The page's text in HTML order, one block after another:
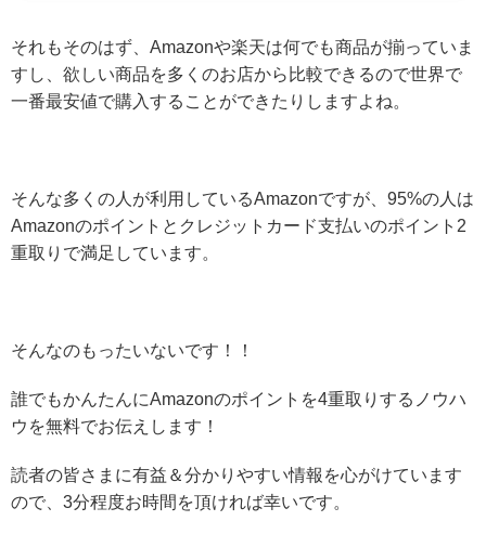
それもそのはず、Amazonや楽天は何でも商品が揃っていま
すし、欲しい商品を多くのお店から比較できるので世界で
一番最安値で購入することができたりしますよね。
そんな多くの人が利用しているAmazonですが、95%の人は
Amazonのポイントとクレジットカード支払いのポイント2
重取りで満足しています。
そんなのもったいないです！！
誰でもかんたんにAmazonのポイントを4重取りするノウハ
ウを無料でお伝えします！
読者の皆さまに有益＆分かりやすい情報を心がけています
ので、3分程度お時間を頂ければ幸いです。